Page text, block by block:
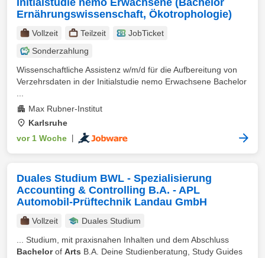
Initialstudie nemo Erwachsene (Bachelor
Ernährungswissenschaft, Ökotrophologie)
Vollzeit Teilzeit
JobTicket
Sonderzahlung
Wissenschaftliche Assistenz w/m/d für die Aufbereitung von
Verzehrsdaten in der Initialstudie nemo Erwachsene Bachelor
Max Rubner-Institut
Karlsruhe
vor 1 Woche
Duales Studium BWL - Spezialisierung
Accounting & Controlling B.A. - APL
Automobil-Prüftechnik Landau GmbH
Vollzeit
Duales Studium
... Studium, mit praxisnahen Inhalten und dem Abschluss
Bachelorof Arts B.A. Deine Studienberatung, Study Guides